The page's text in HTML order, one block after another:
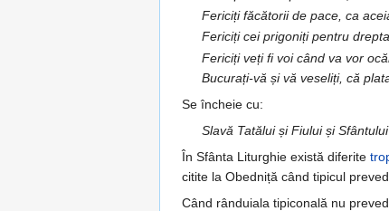
Fericiți făcătorii de pace, ca
Fericiți cei prigoniți pentru
Fericiți veți fi voi când va vor
Bucurați-vă și vă veseliți, că
Se încheie cu:
Slavă Tatălui și Fiului și
În Sfânta Liturghie există diferite
citite la Obedniță când tipicul
Când rânduiala tipiconală nu